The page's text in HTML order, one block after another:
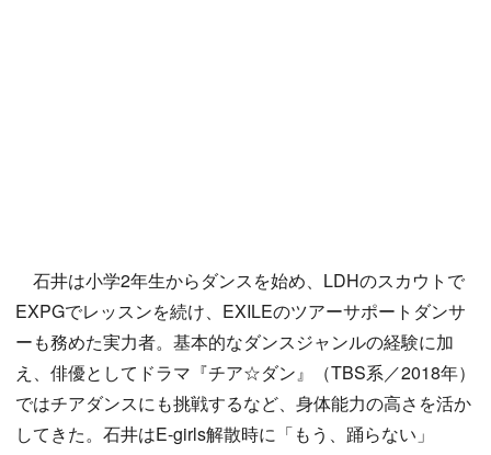
石井は小学2年生からダンスを始め、LDHのスカウトで
EXPGでレッスンを続け、EXILEのツアーサポートダンサ
ーも務めた実力者。基本的なダンスジャンルの経験に加
え、俳優としてドラマ『チア☆ダン』（TBS系／2018年）
ではチアダンスにも挑戦するなど、身体能力の高さを活か
してきた。石井はE-girls解散時に「もう、踊らない」